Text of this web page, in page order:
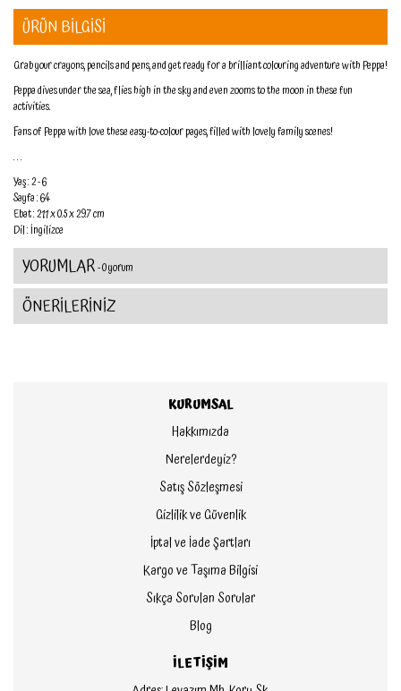
ÜRÜN BİLGİSİ
Grab your crayons, pencils and pens, and get ready for a brilliant colouring adventure with Peppa!
Peppa dives under the sea, flies high in the sky and even zooms to the moon in these fun
activities.
Fans of Peppa with love these easy-to-colour pages, filled with lovely family scenes!
. . .
Yaş : 2 - 6
Sayfa : 64
Ebat : 21.1 x 0.5 x 29.7 cm
Dil : İngilizce
YORUMLAR- 0 yorum
ÖNERİLERİNİZ
KURUMSAL
Hakkımızda
Nerelerdeyiz?
Satış Sözleşmesi
Gizlilik ve Güvenlik
İptal ve İade Şartları
Kargo ve Taşıma Bilgisi
Sıkça Sorulan Sorular
Blog
İLETİŞİM